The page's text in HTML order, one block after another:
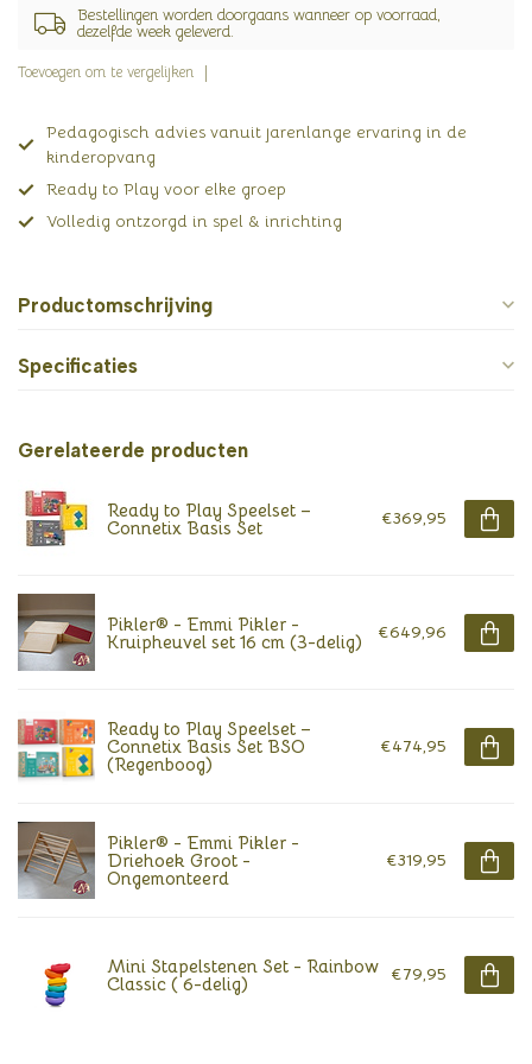
Bestellingen worden doorgaans wanneer op voorraad,
dezelfde week geleverd.
Toevoegen om te vergelijken
Pedagogisch advies vanuit jarenlange ervaring in de
kinderopvang
Ready to Play voor elke groep
Volledig ontzorgd in spel & inrichting
Productomschrijving
Specificaties
Gerelateerde producten
Ready to Play Speelset –
Connetix Basis Set €369,95
Pikler® - Emmi Pikler -
Kruipheuvel set 16 cm (3-delig) €649,96
Ready to Play Speelset –
Connetix Basis Set BSO
(Regenboog)
€474,95
Pikler® - Emmi Pikler -
Driehoek Groot -
Ongemonteerd
€319,95
Mini Stapelstenen Set - Rainbow
Classic ( 6-delig) €79,95